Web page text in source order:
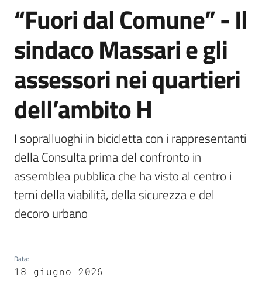
Servizi
Novità
Menu selezionato
Vivere
Reggio
Emilia
Tutti
gli
argomenti
T
u
Salta al contenuto
“Fuori dal Comune” - Il
sindaco Massari e gli
assessori nei quartieri
dell’ambito H
I sopralluoghi in bicicletta con i rappresentanti
della Consulta prima del confronto in
assemblea pubblica che ha visto al centro i
temi della viabilità, della sicurezza e del
decoro urbano
Data:
18 giugno 2026